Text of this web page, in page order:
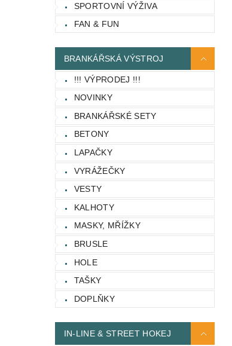
SPORTOVNÍ VÝŽIVA
FAN & FUN
BRANKÁŘSKÁ VÝSTROJ
!!! VÝPRODEJ !!!
NOVINKY
BRANKÁŘSKÉ SETY
BETONY
LAPAČKY
VYRÁŽEČKY
VESTY
KALHOTY
MASKY, MŘÍŽKY
BRUSLE
HOLE
TAŠKY
DOPLŇKY
IN-LINE & STREET HOKEJ